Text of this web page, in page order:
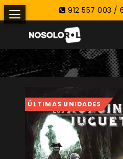
912 557 003 /
ÚLTIMAS UNIDADES